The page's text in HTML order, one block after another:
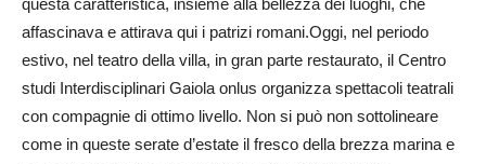
questa caratteristica, insieme alla bellezza dei luoghi, che
affascinava e attirava qui i patrizi romani.Oggi, nel periodo
estivo, nel teatro della villa, in gran parte restaurato, il Centro
studi Interdisciplinari Gaiola onlus organizza spettacoli teatrali
con compagnie di ottimo livello. Non si può non sottolineare
come in queste serate d’estate il fresco della brezza marina e